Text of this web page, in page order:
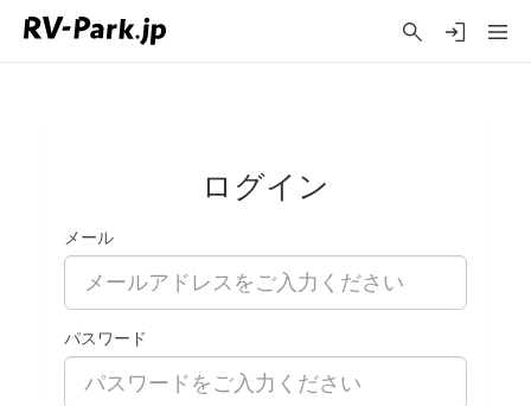
ログイン
メール
パスワード